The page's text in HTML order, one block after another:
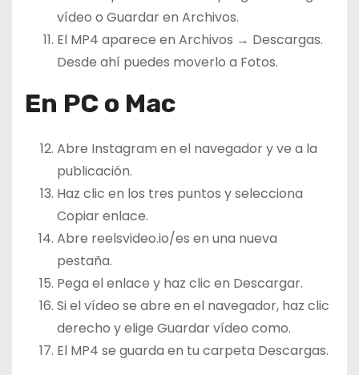
vídeo o Guardar en Archivos.
El MP4 aparece en Archivos → Descargas.
Desde ahí puedes moverlo a Fotos.
En PC o Mac
Abre Instagram en el navegador y ve a la
publicación.
Haz clic en los tres puntos y selecciona
Copiar enlace.
Abre reelsvideo.io/es en una nueva
pestaña.
Pega el enlace y haz clic en Descargar.
Si el vídeo se abre en el navegador, haz clic
derecho y elige Guardar vídeo como.
El MP4 se guarda en tu carpeta Descargas.